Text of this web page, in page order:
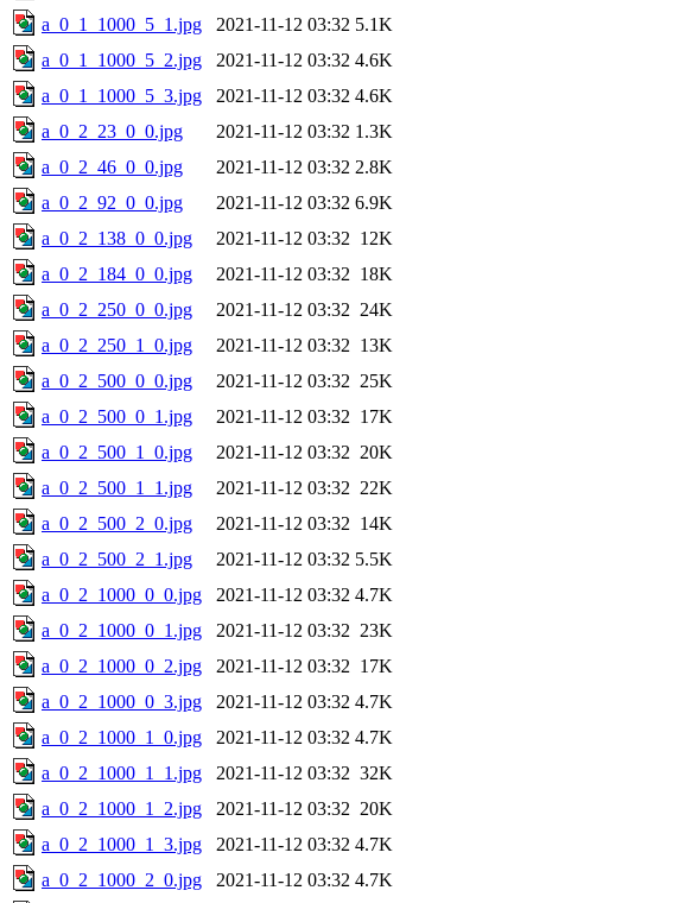
a_0_1_1000_5_1.jpg
2021-11-12 03:32 5.1K
a_0_1_1000_5_2.jpg
2021-11-12 03:32 4.6K
a_0_1_1000_5_3.jpg
2021-11-12 03:32 4.6K
a_0_2_23_0_0.jpg
2021-11-12 03:32 1.3K
a_0_2_46_0_0.jpg
2021-11-12 03:32 2.8K
a_0_2_92_0_0.jpg
2021-11-12 03:32 6.9K
a_0_2_138_0_0.jpg
2021-11-12 03:32 12K
a_0_2_184_0_0.jpg
2021-11-12 03:32 18K
a_0_2_250_0_0.jpg
2021-11-12 03:32 24K
a_0_2_250_1_0.jpg
2021-11-12 03:32 13K
a_0_2_500_0_0.jpg
2021-11-12 03:32 25K
a_0_2_500_0_1.jpg
2021-11-12 03:32 17K
a_0_2_500_1_0.jpg
2021-11-12 03:32 20K
a_0_2_500_1_1.jpg
2021-11-12 03:32 22K
a_0_2_500_2_0.jpg
2021-11-12 03:32 14K
a_0_2_500_2_1.jpg
2021-11-12 03:32 5.5K
a_0_2_1000_0_0.jpg
2021-11-12 03:32 4.7K
a_0_2_1000_0_1.jpg
2021-11-12 03:32 23K
a_0_2_1000_0_2.jpg
2021-11-12 03:32 17K
a_0_2_1000_0_3.jpg
2021-11-12 03:32 4.7K
a_0_2_1000_1_0.jpg
2021-11-12 03:32 4.7K
a_0_2_1000_1_1.jpg
2021-11-12 03:32 32K
a_0_2_1000_1_2.jpg
2021-11-12 03:32 20K
a_0_2_1000_1_3.jpg
2021-11-12 03:32 4.7K
a_0_2_1000_2_0.jpg
2021-11-12 03:32 4.7K